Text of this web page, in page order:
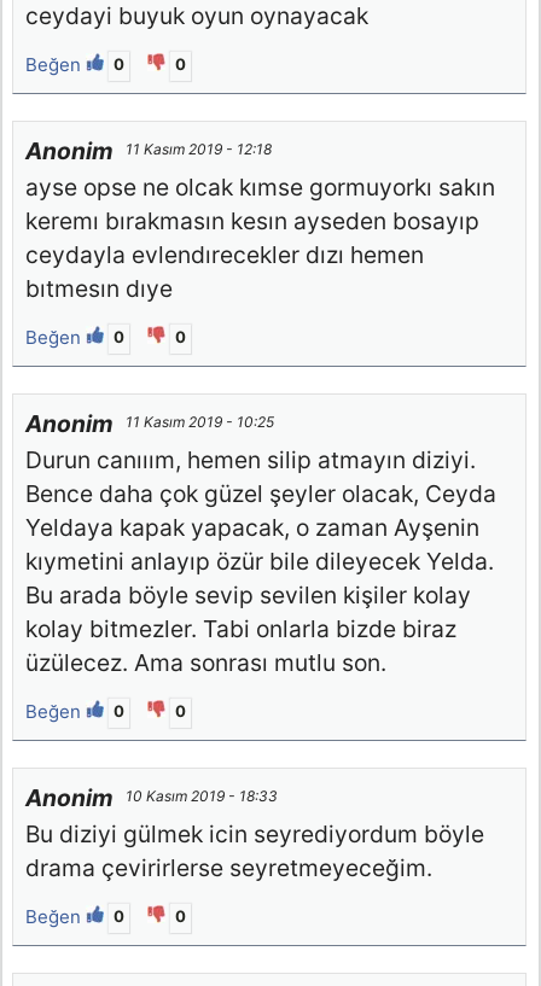
ceydayi buyuk oyun oynayacak
Beğen 0 0
Anonim 11 Kasım 2019 - 12:18
ayse opse ne olcak kımse gormuyorkı sakın
keremı bırakmasın kesın ayseden bosayıp
ceydayla evlendırecekler dızı hemen
bıtmesın dıye
Beğen 0 0
Anonim 11 Kasım 2019 - 10:25
Durun canııım, hemen silip atmayın diziyi.
Bence daha çok güzel şeyler olacak, Ceyda
Yeldaya kapak yapacak, o zaman Ayşenin
kıymetini anlayıp özür bile dileyecek Yelda.
Bu arada böyle sevip sevilen kişiler kolay
kolay bitmezler. Tabi onlarla bizde biraz
üzülecez. Ama sonrası mutlu son.
Beğen 0 0
Anonim 10 Kasım 2019 - 18:33
Bu diziyi gülmek icin seyrediyordum böyle
drama çevirirlerse seyretmeyeceğim.
Beğen 0 0